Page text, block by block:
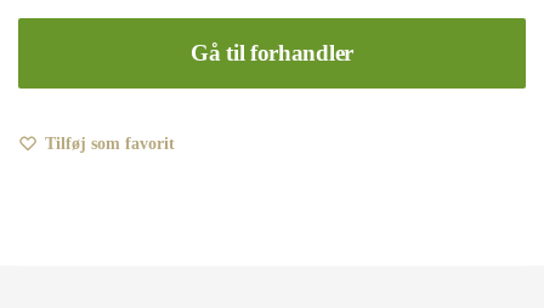
Gå til forhandler
Tilføj som favorit